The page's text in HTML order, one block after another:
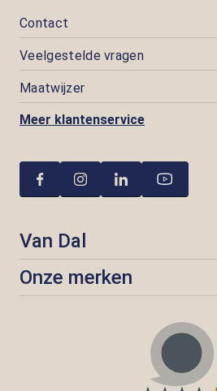
Contact
Veelgestelde vragen
Maatwijzer
Meer klantenservice
Van Dal
Onze merken